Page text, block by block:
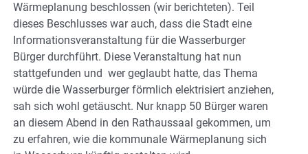
Wärmeplanung beschlossen (wir berichteten). Teil
dieses Beschlusses war auch, dass die Stadt eine
Informationsveranstaltung für die Wasserburger
Bürger durchführt. Diese Veranstaltung hat nun
stattgefunden und wer geglaubt hatte, das Thema
würde die Wasserburger förmlich elektrisiert anziehen,
sah sich wohl getäuscht. Nur knapp 50 Bürger waren
an diesem Abend in den Rathaussaal gekommen, um
zu erfahren, wie die kommunale Wärmeplanung sich